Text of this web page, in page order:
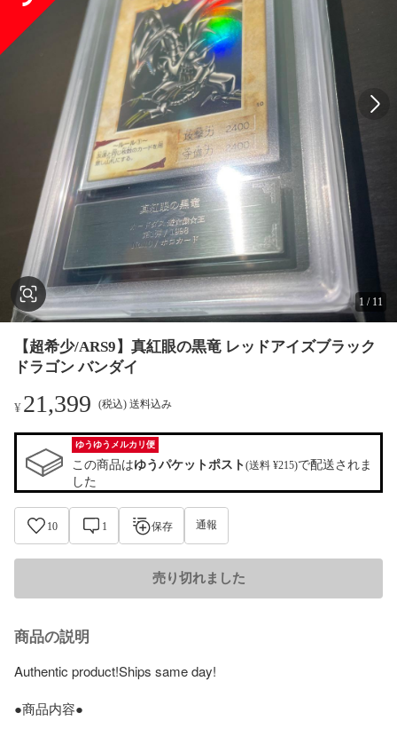
1 / 11
【超希少/ARS9】真紅眼の黒竜 レッドアイズブラック
ドラゴン バンダイ
¥21,399 (税込) 送料込み
ゆうゆうメルカリ便
この商品はゆうパケットポスト(送料 ¥215)で配送されま
した
10 1 保存 通報
売り切れました
商品の説明
Authentic product!Ships same day!
●商品内容●